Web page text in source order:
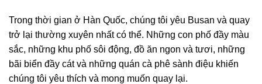
Trong thời gian ở Hàn Quốc, chúng tôi yêu Busan và quay
trở lại thường xuyên nhất có thể. Những con phố đầy màu
sắc, những khu phố sôi động, đồ ăn ngon và tươi, những
bãi biển đầy cát và những quán cà phê sành điệu khiến
chúng tôi yêu thích và mong muốn quay lại.